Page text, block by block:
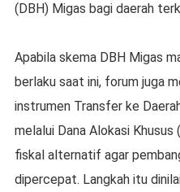
(DBH) Migas bagi daerah
Apabila skema DBH Migas
berlaku saat ini, forum juga
instrumen Transfer ke
melalui Dana Alokasi Khusus
fiskal alternatif agar
dipercepat. Langkah itu